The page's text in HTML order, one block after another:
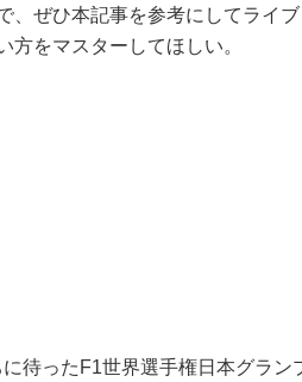
、ぜひ本記事を参考にしてライ
方をマスターしてほしい。
待ったF1世界選手権日本グラン